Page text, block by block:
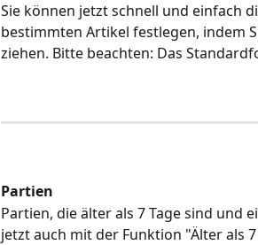
Sie können jetzt schnell und einfach
bestimmten Artikel festlegen, indem
ziehen. Bitte beachten: Das
Partien
Partien, die älter als 7 Tage sind und
jetzt auch mit der Funktion "Älter als